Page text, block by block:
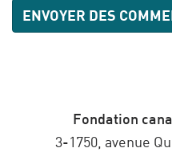
Fondation
3-1750, avenue